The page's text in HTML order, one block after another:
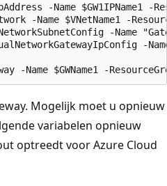
-Name $GW1IPName1
-Name $VNetName1 -
-Name
-
Mogelijk moet u opnieuw
variabelen opnieuw
optreedt voor Azure Cloud